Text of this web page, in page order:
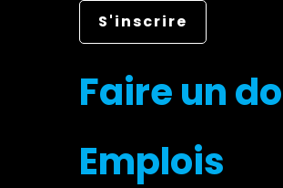
Faire un
Emplois